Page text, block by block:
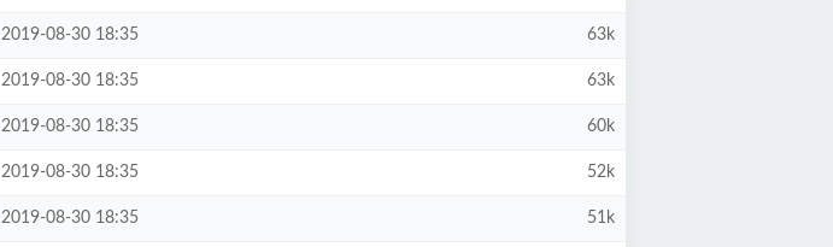
2019-08-30 18:35 63k
2019-08-30 18:35 63k
2019-08-30 18:35 60k
2019-08-30 18:35 52k
2019-08-30 18:35 51k